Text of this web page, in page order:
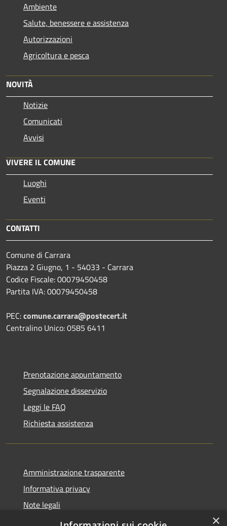
Ambiente
Salute, benessere e assistenza
Autorizzazioni
Agricoltura e pesca
NOVITÀ
Notizie
Comunicati
Avvisi
VIVERE IL COMUNE
Luoghi
Eventi
CONTATTI
Comune di Carrara
Piazza 2 Giugno, 1 - 54033 - Carrara
Codice Fiscale: 00079450458
Partita IVA: 00079450458
PEC:comune.carrara@postecert.it
Centralino Unico: 0585 6411
Prenotazione appuntamento
Segnalazione disservizio
Leggi le FAQ
Richiesta assistenza
Amministrazione trasparente
Informativa privacy
Note legali
Dichiarazione di accessibilità
×